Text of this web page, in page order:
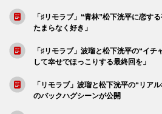
「♯リモラブ」“青林”松下洸平に恋
たまらなく好き」
「♯リモラブ」波瑠と松下洸平の“イ
して幸せでほっこりする最終回を」
「リモラブ」波瑠と松下洸平の“リア
のバックハグシーンが公開